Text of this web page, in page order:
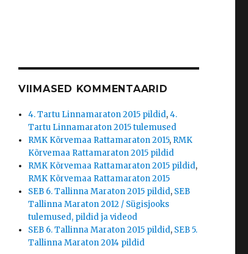
VIIMASED KOMMENTAARID
4. Tartu Linnamaraton 2015 pildid,4.
Tartu Linnamaraton 2015 tulemused
RMK Kõrvemaa Rattamaraton 2015, RMK
Kõrvemaa Rattamaraton 2015 pildid
RMK Kõrvemaa Rattamaraton 2015 pildid,
RMK Kõrvemaa Rattamaraton 2015
SEB 6. Tallinna Maraton 2015 pildid, SEB
Tallinna Maraton 2012 / Sügisjooks
tulemused, pildid ja videod
SEB 6. Tallinna Maraton 2015 pildid, SEB 5.
Tallinna Maraton 2014 pildid